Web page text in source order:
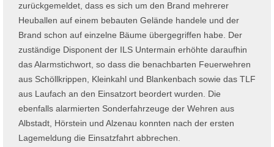
zurückgemeldet, dass es sich um den Brand mehrerer
Heuballen auf einem bebauten Gelände handele und der
Brand schon auf einzelne Bäume übergegriffen habe. Der
zuständige Disponent der ILS Untermain erhöhte daraufhin
das Alarmstichwort, so dass die benachbarten Feuerwehren
aus Schöllkrippen, Kleinkahl und Blankenbach sowie das TLF
aus Laufach an den Einsatzort beordert wurden. Die
ebenfalls alarmierten Sonderfahrzeuge der Wehren aus
Albstadt, Hörstein und Alzenau konnten nach der ersten
Lagemeldung die Einsatzfahrt abbrechen.